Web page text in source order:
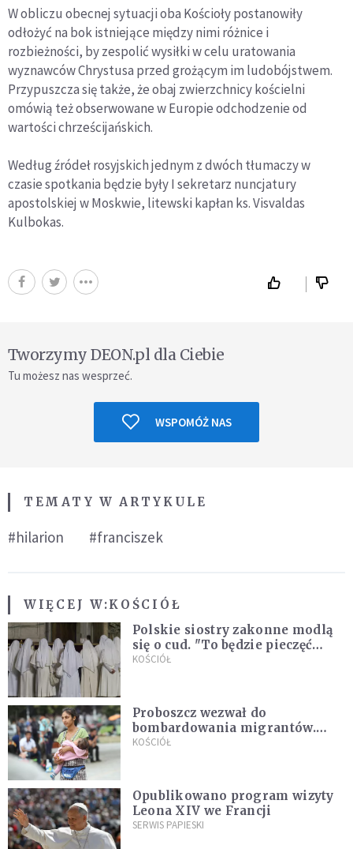
W obliczu obecnej sytuacji oba Kościoły postanowiły
odłożyć na bok istniejące między nimi różnice i
rozbieżności, by zespolić wysiłki w celu uratowania
wyznawców Chrystusa przed grożącym im ludobójstwem.
Przypuszcza się także, że obaj zwierzchnicy kościelni
omówią też obserwowane w Europie odchodzenie od
wartości chrześcijańskich.
Według źródeł rosyjskich jednym z dwóch tłumaczy w
czasie spotkania będzie były I sekretarz nuncjatury
apostolskiej w Moskwie, litewski kapłan ks. Visvaldas
Kulbokas.
Tworzymy DEON.pl dla Ciebie
Tu możesz nas wesprzeć.
WSPOMÓŻ NAS
TEMATY W ARTYKULE
#hilarion #franciszek
WIĘCEJ W:KOŚCIÓŁ
Polskie siostry zakonne modlą
się o cud. "To będzie pieczęć
Pana Boga dla naszej wiary"
KOŚCIÓŁ
Proboszcz wezwał do
bombardowania migrantów.
"Masowy ogień przeciwko
KOŚCIÓŁ
Opublikowano program wizyty
Leona XIV we Francji
SERWIS PAPIESKI